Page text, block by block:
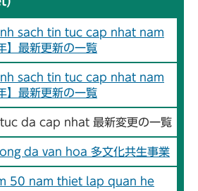
sach tin tuc cap nhat nam
最新更新の一覧
sach tin tuc cap nhat nam
最新更新の一覧
da cap nhat 最新変更の一覧
da van hoa 多文化共生事業
50 nam thiet lap quan he